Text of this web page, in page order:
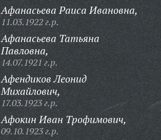
Афанасьева Раиса Ивановна,
11.03.1922 г.р.
Афанасьева Татьяна
Павловна,
14.07.1921 г.р.
Афендиков Леонид
Михайлович,
17.03.1923 г.р.
Афокин Иван Трофимович,
09.10.1923 г.р.